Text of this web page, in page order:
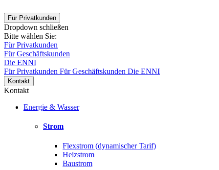
Für Privatkunden
Dropdown schließen
Bitte wählen Sie:
Für Privatkunden
Für Geschäftskunden
Die ENNI
Für Privatkunden Für Geschäftskunden Die ENNI
Kontakt
Kontakt
Energie & Wasser
Strom
Flexstrom (dynamischer Tarif)
Heizstrom
Baustrom